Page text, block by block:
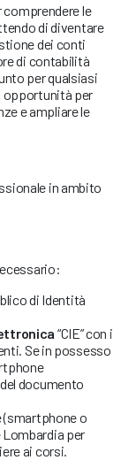
comprendere le
di diventare
dei conti
di contabilità
per qualsiasi
opportunità per
e ampliare le
in ambito
di Identità
“CIE” con i
Se in possesso
documento
o
Lombardia per
ai corsi.